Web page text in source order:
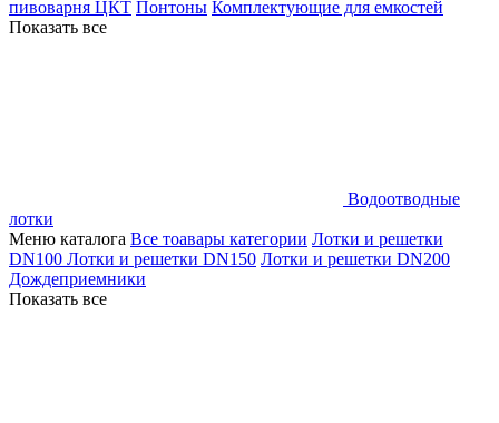
пивоварня ЦКТ Понтоны Комплектующие для емкостей
Показать все
Водоотводные
лотки
Меню каталога Все тоавары категории Лотки и решетки
DN100 Лотки и решетки DN150 Лотки и решетки DN200
Дождеприемники
Показать все